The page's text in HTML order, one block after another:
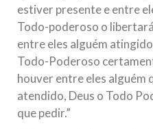
estiver presente e entre
Todo-poderoso o
entre eles alguém
Todo-Poderoso
houver entre eles alguém
atendido, Deus o Todo
que pedir.”